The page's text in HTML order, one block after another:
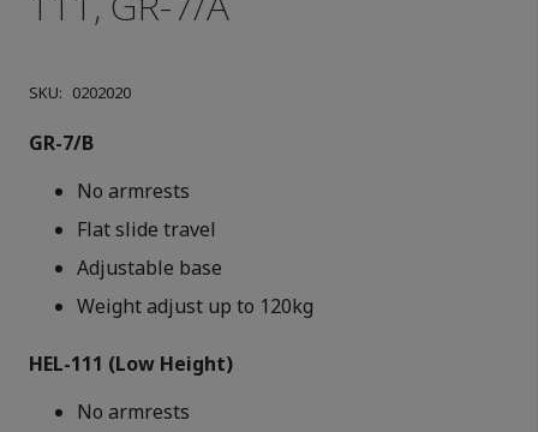
SKU: 0202020
GR-7/B
No armrests
Flat slide travel
Adjustable base
Weight adjust up to 120kg
HEL-111 (Low Height)
No armrests